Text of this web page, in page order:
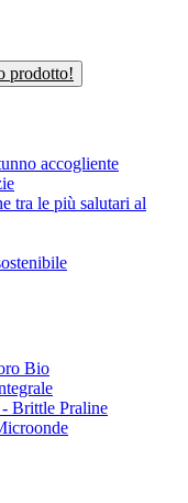
prodotto!
accogliente
tra le più salutari al
Bio
Brittle Praline